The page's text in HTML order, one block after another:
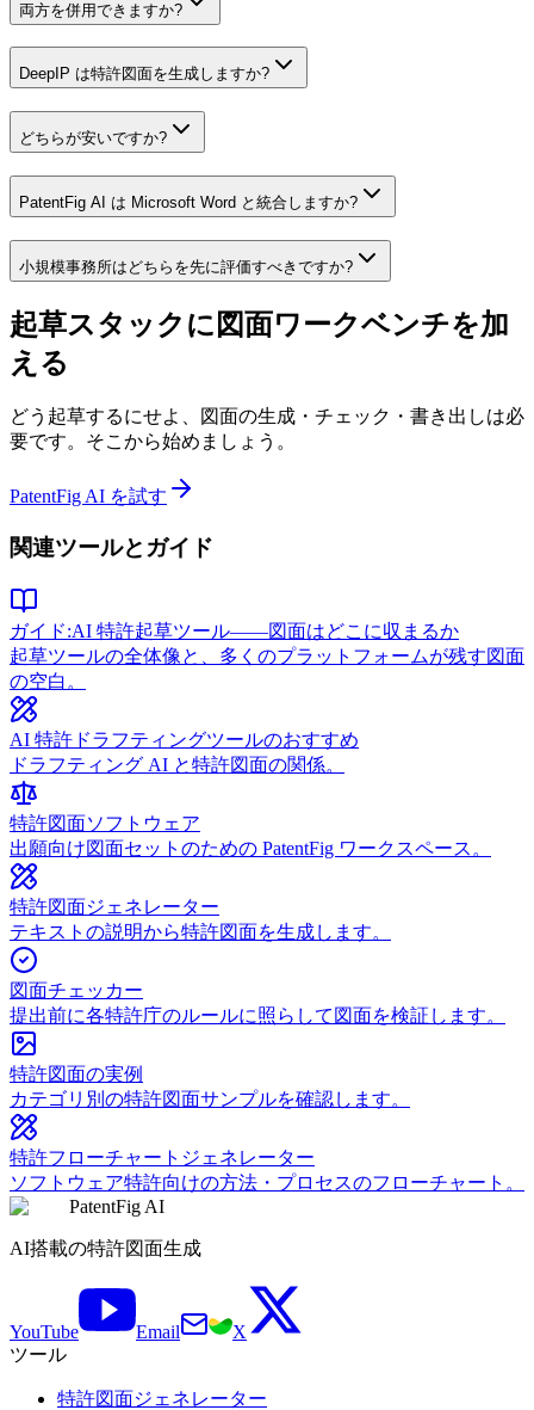
両方を併用できますか?
DeepIP は特許図面を生成しますか?
どちらが安いですか?
PatentFig AI は Microsoft Word と統合しますか?
小規模事務所はどちらを先に評価すべきですか?
起草スタックに図面ワークベンチを加
える
どう起草するにせよ、図面の生成・チェック・書き出しは必
要です。そこから始めましょう。
PatentFig AI を試す
関連ツールとガイド
ガイド:AI 特許起草ツール——図面はどこに収まるか
起草ツールの全体像と、多くのプラットフォームが残す図面
の空白。
AI 特許ドラフティングツールのおすすめ
ドラフティング AI と特許図面の関係。
特許図面ソフトウェア
出願向け図面セットのための PatentFig ワークスペース。
特許図面ジェネレーター
テキストの説明から特許図面を生成します。
図面チェッカー
提出前に各特許庁のルールに照らして図面を検証します。
特許図面の実例
カテゴリ別の特許図面サンプルを確認します。
特許フローチャートジェネレーター
ソフトウェア特許向けの方法・プロセスのフローチャート。
PatentFig AI
AI搭載の特許図面生成
YouTube Email
X
ツール
特許図面ジェネレーター